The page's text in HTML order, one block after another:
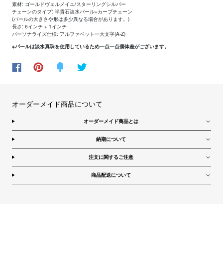
素材: ゴールドヴェルメイユ/スターリングシルバー
チェーンのタイプ: 半貴石淡水パール+カーブチェーン
(パールの大きさや形は多少異なる場合があります。)
長さ: 6インチ + 1インチ
パーソナライズ仕様: アルファベット一大文字(A-Z)
※パールは淡水真珠を使用しているため一点一点個体差がございます。
オーダーメイド商品について
オーダーメイド商品とは
納期について
注文に関するご注意
商品配送について